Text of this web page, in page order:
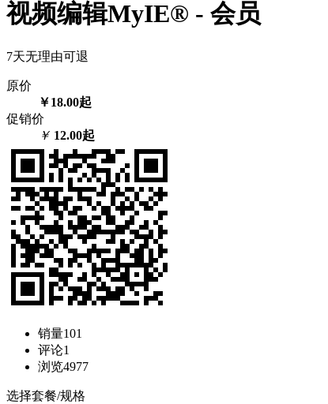
视频编辑MyIE®️ - 会员
7天无理由可退
原价
￥18.00起
促销价
￥ 12.00起
销量101
评论1
浏览4977
选择套餐/规格